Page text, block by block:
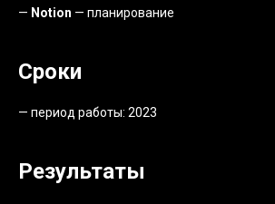
— Notion — планирование
Сроки
— период работы: 2023
Результаты